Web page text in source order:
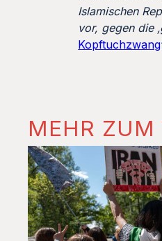
Islamischen
vor, gegen die
Kopftuchzwang
MEHR ZUM